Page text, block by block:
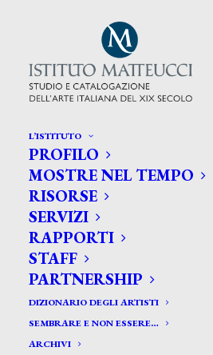
L’ISTITUTO
PROFILO
MOSTRE NEL TEMPO
RISORSE
SERVIZI
RAPPORTI
STAFF
PARTNERSHIP
DIZIONARIO DEGLI ARTISTI
SEMBRARE E NON ESSERE…
ARCHIVI
CERCA TRA GLI ARTISTI:
Search
for: